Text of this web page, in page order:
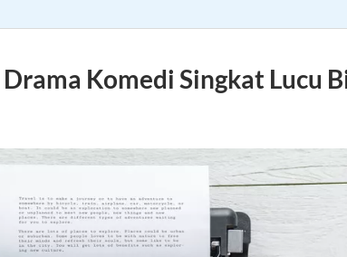
Komedi Singkat Lucu